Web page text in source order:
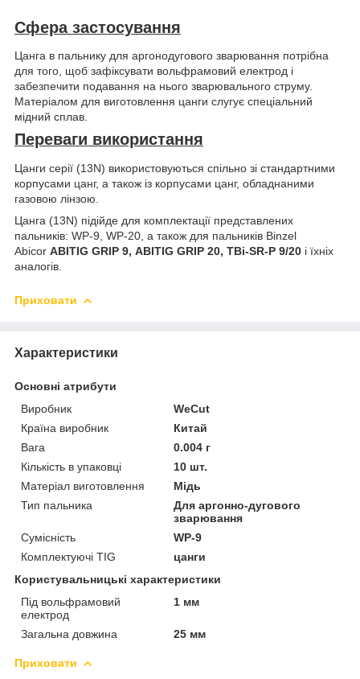
Сфера застосування
Цанга в пальнику для аргонодугового зварювання потрібна
для того, щоб зафіксувати вольфрамовий електрод і
забезпечити подавання на нього зварювального струму.
Матеріалом для виготовлення цанги слугує спеціальний
мідний сплав.
Переваги використання
Цанги серії (13N) використовуються спільно зі стандартними
корпусами цанг, а також із корпусами цанг, обладнаними
газовою лінзою.
Цанга (13N) підійде для комплектації представлених
пальників: WP-9, WP-20, а також для пальників Binzel
Abicor ABITIG GRIP 9, ABITIG GRIP 20, TBi-SR-P 9/20 і їхніх
аналогів.
Приховати
Характеристики
Основні атрибути
Виробник
WeCut
Країна виробник
Китай
Вага
0.004 г
Кількість в упаковці
10 шт.
Матеріал виготовлення
Мідь
Тип пальника
Для аргонно-дугового
зварювання
Сумісність
WP-9
Комплектуючі TIG
цанги
Користувальницькі характеристики
Під вольфрамовий
електрод
1 мм
Загальна довжина 25 мм
Приховати